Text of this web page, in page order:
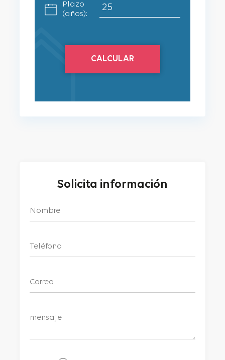
Plazo
(años):
Solicita información